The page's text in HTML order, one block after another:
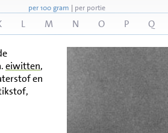
per 100 gram | per portie
L M N O P Q
eiwitten,
en